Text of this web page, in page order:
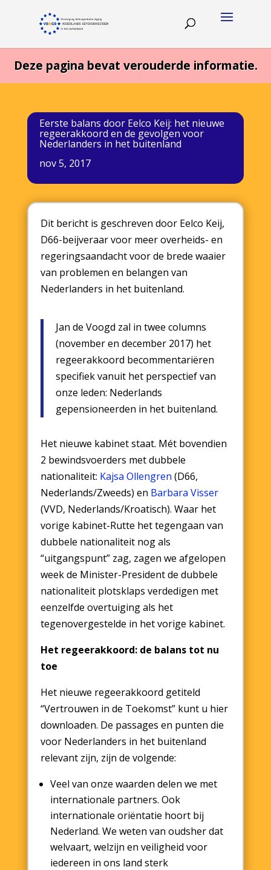
Deze pagina bevat verouderde informatie.
Eerste balans door Eelco Keij: het nieuwe
regeerakkoord en de gevolgen voor
Nederlanders in het buitenland
nov 5, 2017
Dit bericht is geschreven door Eelco Keij,
D66-beijveraar voor meer overheids- en
regeringsaandacht voor de brede waaier
van problemen en belangen van
Nederlanders in het buitenland.
Jan de Voogd zal in twee columns
(november en december 2017) het
regeerakkoord becommentariëren
specifiek vanuit het perspectief van
onze leden: Nederlands
gepensioneerden in het buitenland.
Het nieuwe kabinet staat. Mét bovendien
2 bewindsvoerders met dubbele
nationaliteit: Kajsa Ollengren (D66,
Nederlands/Zweeds) en Barbara Visser
(VVD, Nederlands/Kroatisch). Waar het
vorige kabinet-Rutte het tegengaan van
dubbele nationaliteit nog als
“uitgangspunt” zag, zagen we afgelopen
week de Minister-President de dubbele
nationaliteit plotsklaps verdedigen met
eenzelfde overtuiging als het
tegenovergestelde in het vorige kabinet.
Het regeerakkoord: de balans tot nu
toe
Het nieuwe regeerakkoord getiteld
“Vertrouwen in de Toekomst” kunt u hier
downloaden. De passages en punten die
voor Nederlanders in het buitenland
relevant zijn, zijn de volgende:
Veel van onze waarden delen we met
internationale partners. Ook
internationale oriëntatie hoort bij
Nederland. We weten van oudsher dat
welvaart, welzijn en veiligheid voor
iedereen in ons land sterk